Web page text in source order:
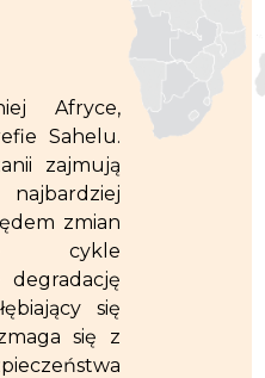
Afryce,
Sahelu.
zajmują
zmian
cykle
degradację
się
się z